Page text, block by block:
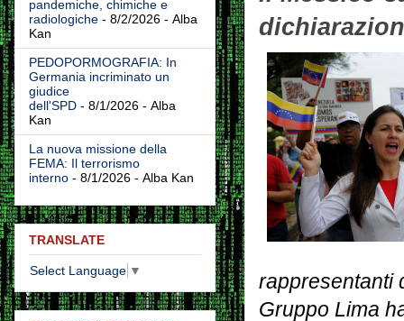
rappresentanti
Gruppo Lima
pandemiche, chimiche e
radiologiche - 8/2/2026 - Alba
Kan
PEDOPORMOGRAFIA: In
Germania incriminato un
giudice
dell'SPD - 8/1/2026 - Alba
Kan
La nuova missione della
FEMA: Il terrorismo
interno - 8/1/2026 - Alba Kan
TRANSLATE
Select Language ▼